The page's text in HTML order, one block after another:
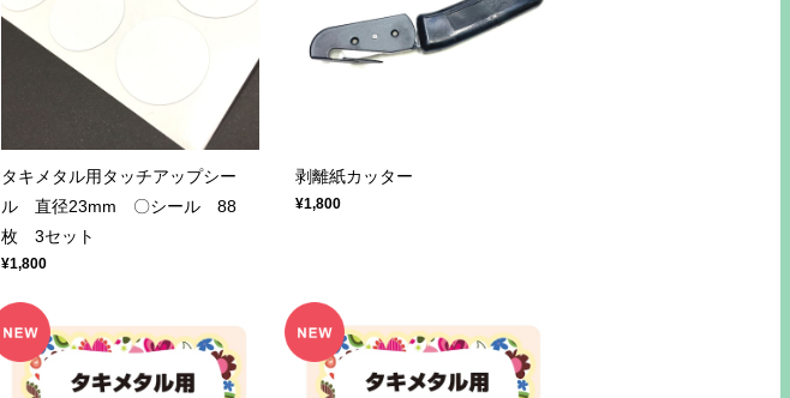
タキメタル用タッチアップシー
ル 直径23mm 〇シール 88
枚 3セット
¥1,800
剥離紙カッター
¥1,800